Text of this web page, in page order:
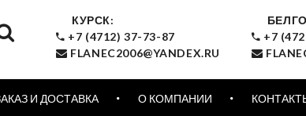
КУРСК:
+7 (4712) 37-73-87
FLANEC2006@YANDEX.RU
+7
И ДОСТАВКА О КОМПАНИИ